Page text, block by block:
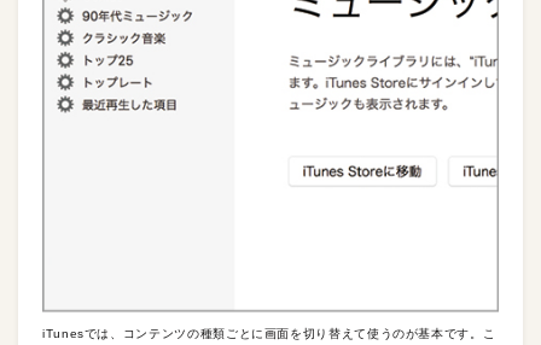
iTunesでは、コンテンツの種類ごとに画面を切り替えて使うのが基本です。こ